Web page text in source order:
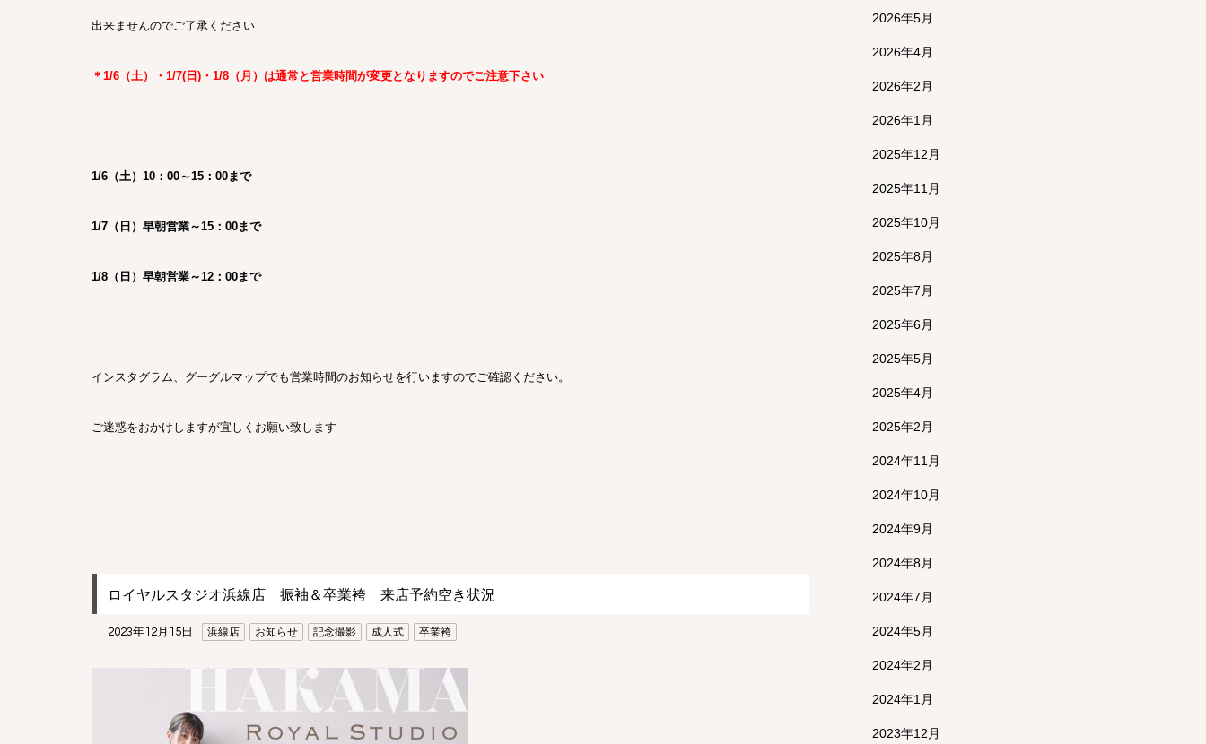
出来ませんのでご了承ください
＊1/6（土）・1/7(日)・1/8（月）は通常と営業時間が変更となりますのでご注意下さい
1/6（土）10：00～15：00まで
1/7（日）早朝営業～15：00まで
1/8（日）早朝営業～12：00まで
インスタグラム、グーグルマップでも営業時間のお知らせを行いますのでご確認ください。
ご迷惑をおかけしますが宜しくお願い致します
ロイヤルスタジオ浜線店 振袖＆卒業袴 来店予約空き状況
2023年12月15日 浜線店 お知らせ 記念撮影 成人式 卒業袴
2026年5月
2026年4月
2026年2月
2026年1月
2025年12月
2025年11月
2025年10月
2025年8月
2025年7月
2025年6月
2025年5月
2025年4月
2025年2月
2024年11月
2024年10月
2024年9月
2024年8月
2024年7月
2024年5月
2024年2月
2024年1月
2023年12月